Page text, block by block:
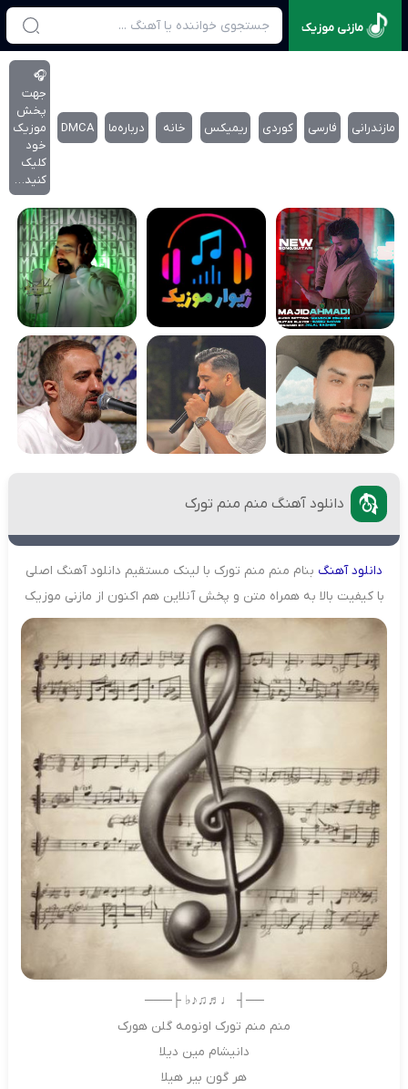
مازنی موزیک
مازندرانی فارسی کوردی ریمیکس خانه درباره‌‌ما DMCA
🎧
جهت
پخش
موزیک
خود
کلیک
کنید…
دانلود آهنگ منم منم تورک
دانلودآهنگ بنام منم منم تورک با لینک مستقیم دانلود آهنگ اصلی
با کیفیت بالا به همراه متن و پخش آنلاین هم اکنون از مازنی موزیک
──┤ ♩♬♫♪♭ ├───
منم منم تورک اونومه گلن هورک
دانیشام مین دیلا
هر گون بیر هیلا